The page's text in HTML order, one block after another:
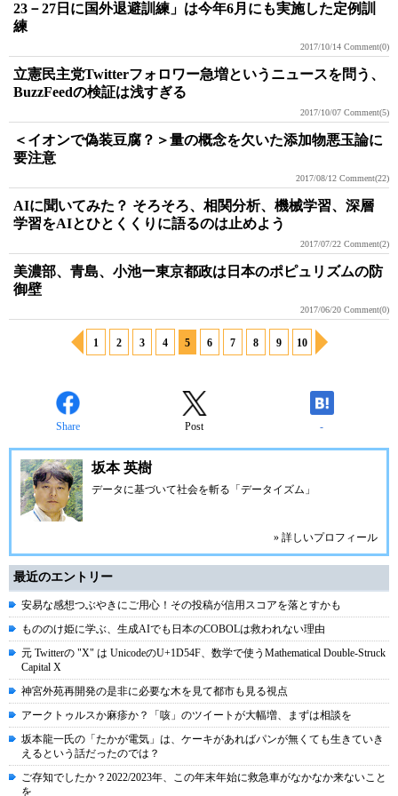
23－27日に国外退避訓練」は今年6月にも実施した定例訓
練
2017/10/14 Comment(0)
立憲民主党Twitterフォロワー急増というニュースを問う、
BuzzFeedの検証は浅すぎる
2017/10/07 Comment(5)
＜イオンで偽装豆腐？＞量の概念を欠いた添加物悪玉論に
要注意
2017/08/12 Comment(22)
AIに聞いてみた？ そろそろ、相関分析、機械学習、深層
学習をAIとひとくくりに語るのは止めよう
2017/07/22 Comment(2)
美濃部、青島、小池ー東京都政は日本のポピュリズムの防
御壁
2017/06/20 Comment(0)
1 2 3 4 5 6 7 8 9 10
Share Post -
坂本 英樹
データに基づいて社会を斬る「データイズム」
» 詳しいプロフィール
最近のエントリー
安易な感想つぶやきにご用心！その投稿が信用スコアを落とすかも
もののけ姫に学ぶ、生成AIでも日本のCOBOLは救われない理由
元 Twitterの "X" は UnicodeのU+1D54F、数学で使うMathematical Double-Struck
Capital X
神宮外苑再開発の是非に必要な木を見て都市も見る視点
アークトゥルスか麻疹か？「咳」のツイートが大幅増、まずは相談を
坂本龍一氏の「たかが電気」は、ケーキがあればパンが無くても生きていき
えるという話だったのでは？
ご存知でしたか？2022/2023年、この年末年始に救急車がなかなか来ないこと
を